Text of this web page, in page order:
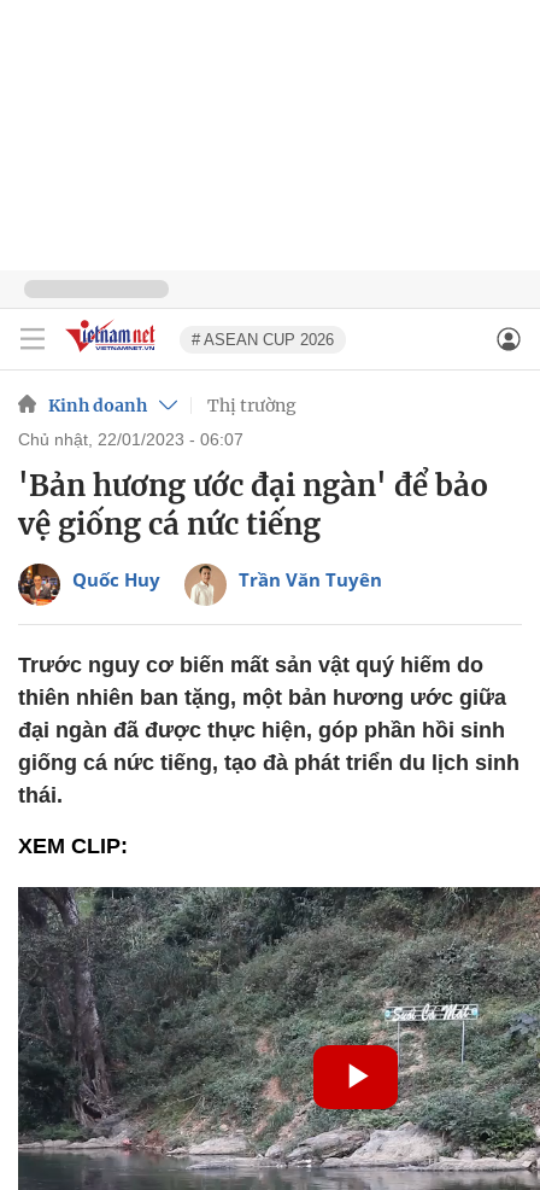
# ASEAN CUP 2026
Kinh doanh Thị trường
chủ nhật, 22/01/2023 - 06:07
'Bản hương ước đại ngàn' để bảo
vệ giống cá nức tiếng
Quốc Huy Trần Văn Tuyên
Trước nguy cơ biến mất sản vật quý hiếm do
thiên nhiên ban tặng, một bản hương ước giữa
đại ngàn đã được thực hiện, góp phần hồi sinh
giống cá nức tiếng, tạo đà phát triển du lịch sinh
thái.
XEM CLIP: